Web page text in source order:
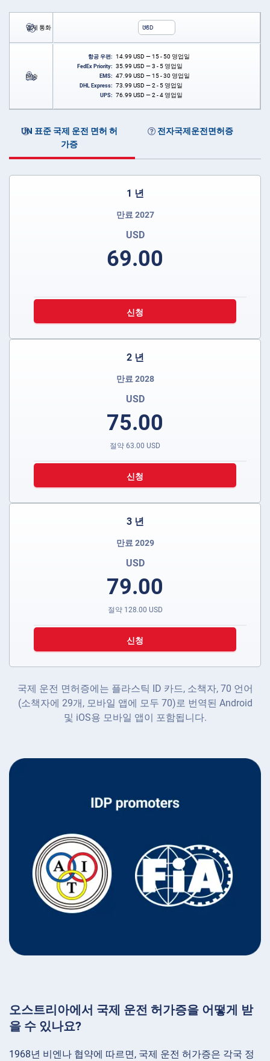
결제 통화 USD
배송
항공 우편: 14.99 USD — 15 - 50 영업일
FedEx Priority: 35.99 USD — 3 - 5 영업일
EMS: 47.99 USD — 15 - 30 영업일
DHL Express: 73.99 USD — 2 - 5 영업일
UPS: 76.99 USD — 2 - 4 영업일
UN 표준 국제 운전 면허 허
가증
전자국제운전면허증
1 년
만료 2027
USD
69.00
신청
2 년
만료 2028
USD
75.00
절약 63.00 USD
신청
3 년
만료 2029
USD
79.00
절약 128.00 USD
신청
국제 운전 면허증에는 플라스틱 ID 카드, 소책자, 70 언어
(소책자에 29개, 모바일 앱에 모두 70)로 번역된 Android
및 iOS용 모바일 앱이 포함됩니다.
오스트리아에서 국제 운전 허가증을 어떻게 받
을 수 있나요?
1968년 비엔나 협약에 따르면, 국제 운전 허가증은 각국 정